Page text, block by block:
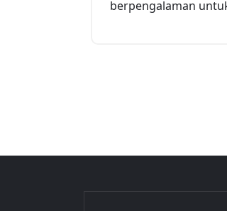
berpengalaman